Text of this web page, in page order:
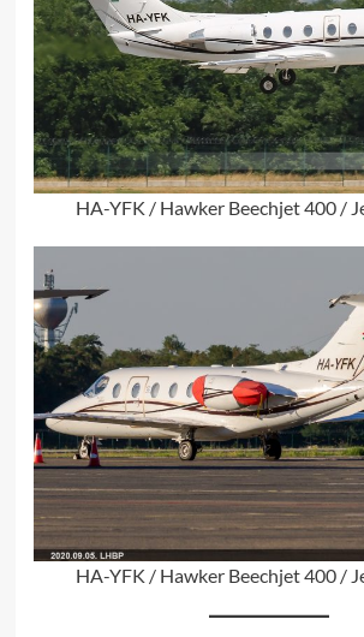
HA-YFK / Hawker Beechjet 400 /
HA-YFK / Hawker Beechjet 400 /